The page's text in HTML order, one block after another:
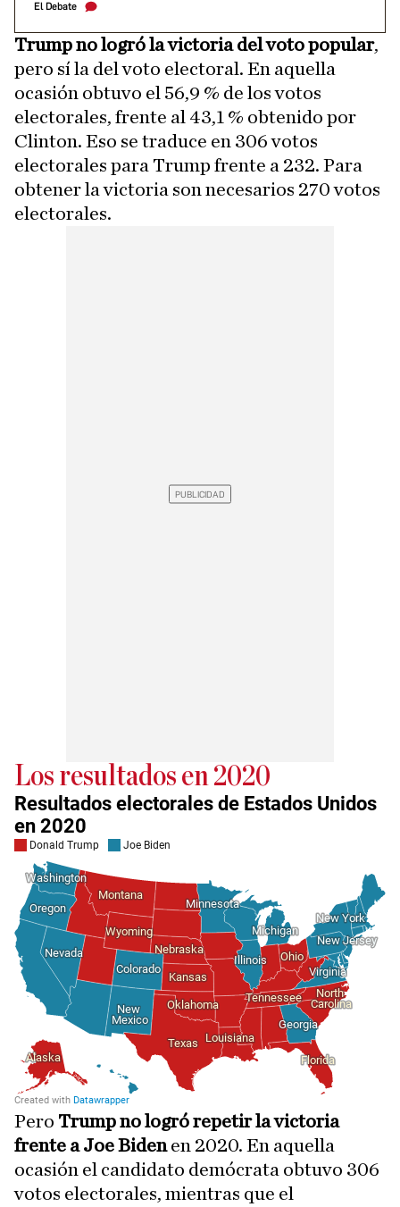
El Debate
Trump no logró la victoria del voto popular,
pero sí la del voto electoral. En aquella
ocasión obtuvo el 56,9 % de los votos
electorales, frente al 43,1 % obtenido por
Clinton. Eso se traduce en 306 votos
electorales para Trump frente a 232. Para
obtener la victoria son necesarios 270 votos
electorales.
Los resultados en 2020
Pero Trump no logró repetir la victoria
frente a Joe Bidenen 2020. En aquella
ocasión el candidato demócrata obtuvo 306
votos electorales, mientras que el